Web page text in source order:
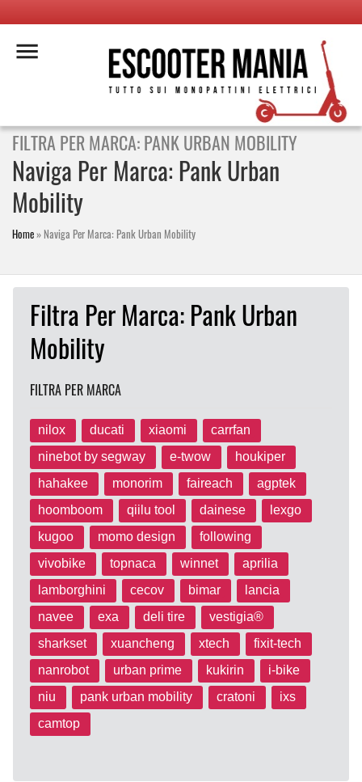
FILTRA PER MARCA: PANK URBAN MOBILITY
Naviga Per Marca: Pank Urban
Mobility
Home» Naviga Per Marca: Pank Urban Mobility
Filtra Per Marca: Pank Urban
Mobility
FILTRA PER MARCA
nilox ducati xiaomi
carrfan
ninebot by segway
e-twow
houkiper
hahakee
monorim faireach
agptek
hoomboom
qiilu tool dainese
lexgo
kugoo
momo design
following
vivobike
topnaca winnet
aprilia
lamborghini
cecov bimar
lancia
navee
exa deli tire
vestigia®
sharkset
xuancheng xtech
fixit-tech
nanrobot
urban prime kukirin
i-bike
niu
pank urban mobility cratoni
ixs
camtop